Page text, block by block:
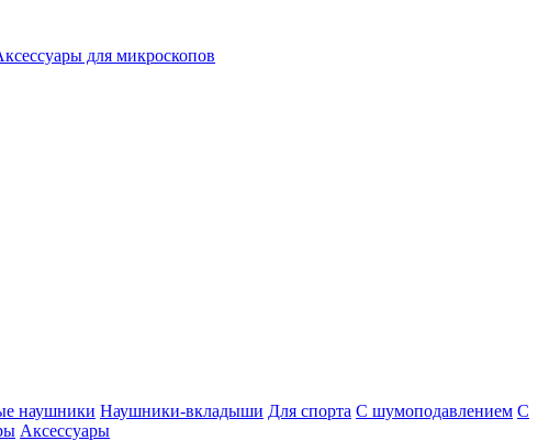
для микроскопов
наушники Наушники-вкладыши Для спорта С шумоподавлением С
Аксессуары